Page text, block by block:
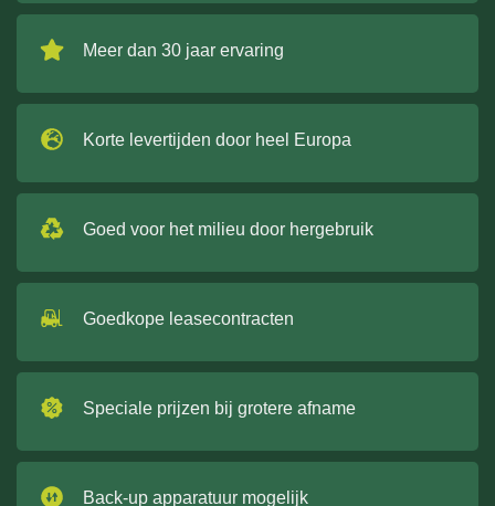
Meer dan 30 jaar ervaring
Korte levertijden door heel Europa
Goed voor het milieu door hergebruik
Goedkope leasecontracten
Speciale prijzen bij grotere afname
Back-up apparatuur mogelijk